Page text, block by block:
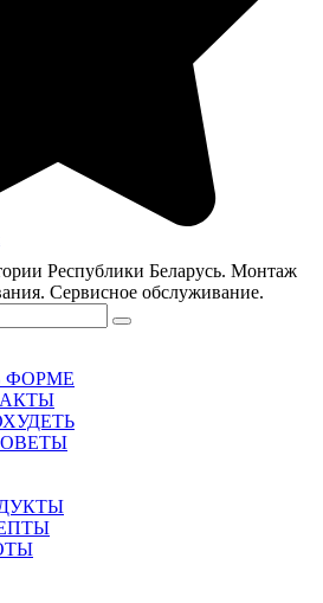
Республики Беларусь. Монтаж
Сервисное обслуживание.
ФОРМЕ